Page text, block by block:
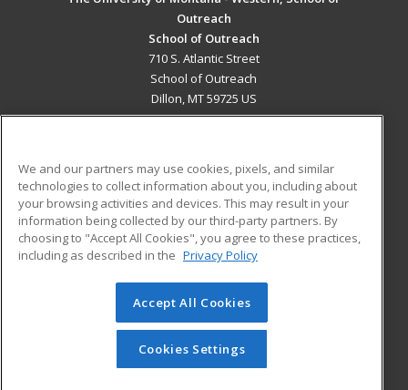
Outreach
School of Outreach
710 S. Atlantic Street
School of Outreach
Dillon, MT 59725 US
ADDITIONAL RESOURCES
Military
Financial Assistance
Help
Student Blog
© 2026 ed2go, a division of Cengage Learning. All rights
reserved. The material on this site cannot be reproduced or
redistributed unless you have obtained prior written
permission from Cengage Learning.Privacy Policy
We and our partners may use cookies, pixels, and similar
technologies to collect information about you, including about
your browsing activities and devices. This may result in your
information being collected by our third-party partners. By
choosing to "Accept All Cookies", you agree to these practices,
including as described in the Privacy Policy
Accept All Cookies
Cookies Settings